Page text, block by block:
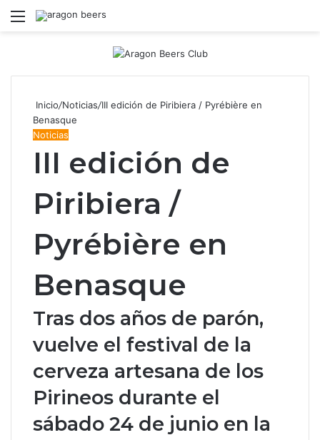
Menú
Inicio/Noticias/III edición de Piribiera / Pyrébière en
Benasque
Noticias
III edición de
Piribiera /
Pyrébière en
Benasque
Tras dos años de parón,
vuelve el festival de la
cerveza artesana de los
Pirineos durante el
sábado 24 de junio en la